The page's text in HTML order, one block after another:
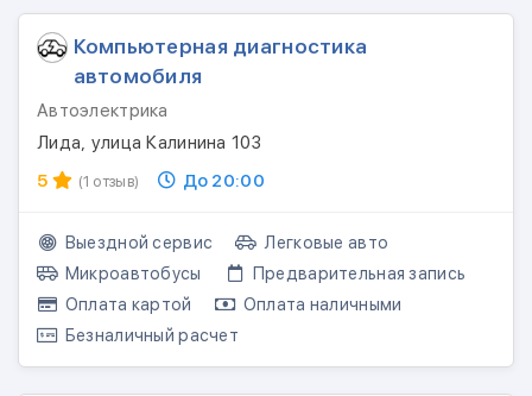
Компьютерная диагностика
автомобиля
Автоэлектрика
Лида, улица Калинина 103
5
(1 отзыв) До 20:00
Выездной сервис
Легковые авто
Микроавтобусы
Предварительная запись
Оплата картой
Оплата наличными
Безналичный расчет